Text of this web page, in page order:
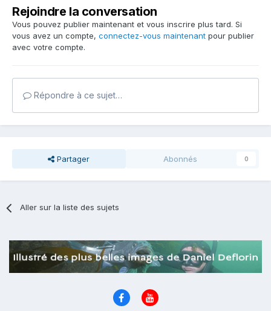
Rejoindre la conversation
Vous pouvez publier maintenant et vous inscrire plus tard. Si
vous avez un compte, connectez-vous maintenant pour publier
avec votre compte.
Répondre à ce sujet…
Partager Abonnés 0
Aller sur la liste des sujets